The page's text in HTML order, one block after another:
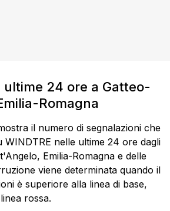
ultime 24 ore a Gatteo-
Romagna
il numero di segnalazioni che
WINDTRE nelle ultime 24 ore dagli
Emilia-Romagna e delle
viene determinata quando il
è superiore alla linea di base,
rossa.